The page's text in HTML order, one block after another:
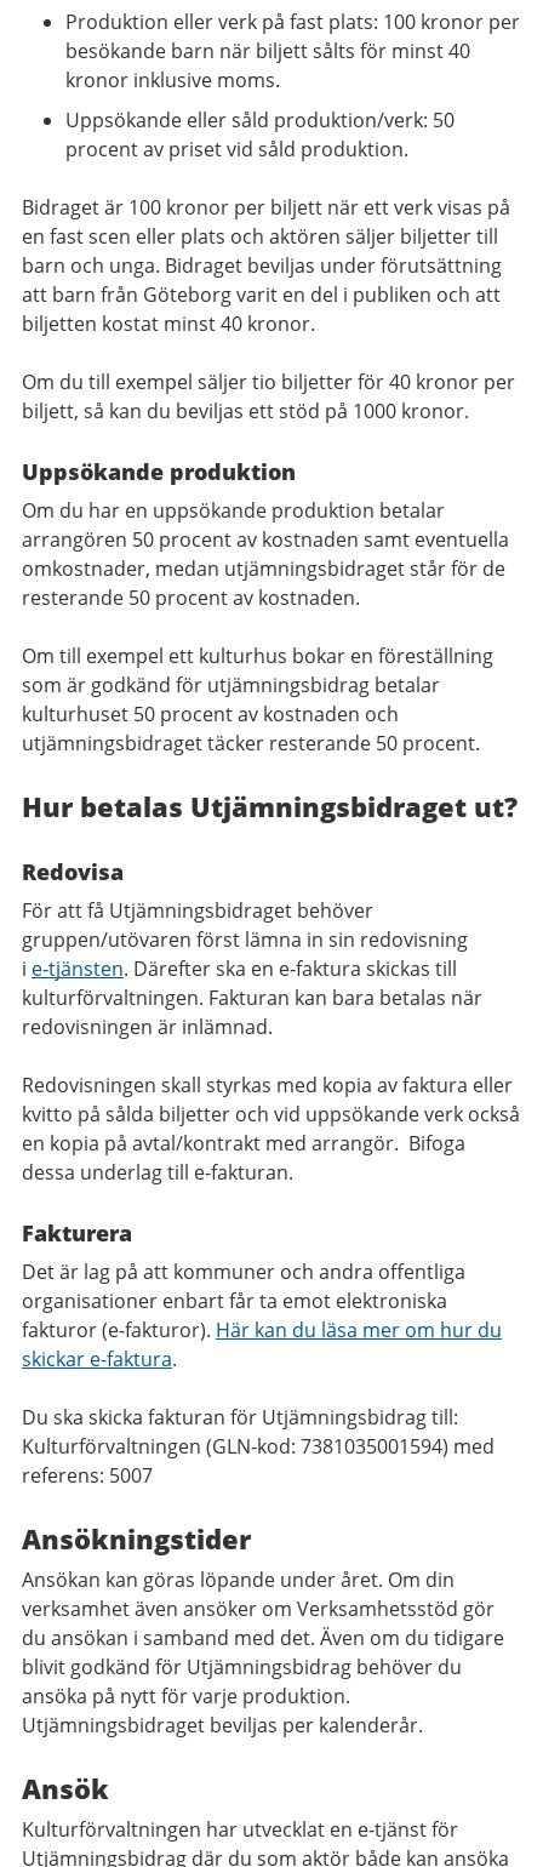
Produktion eller verk på fast plats: 100 kronor per
besökande barn när biljett sålts för minst 40
kronor inklusive moms.
Uppsökande eller såld produktion/verk: 50
procent av priset vid såld produktion.
Bidraget är 100 kronor per biljett när ett verk visas på
en fast scen eller plats och aktören säljer biljetter till
barn och unga. Bidraget beviljas under förutsättning
att barn från Göteborg varit en del i publiken och att
biljetten kostat minst 40 kronor.
Om du till exempel säljer tio biljetter för 40 kronor per
biljett, så kan du beviljas ett stöd på 1000 kronor.
Uppsökande produktion
Om du har en uppsökande produktion betalar
arrangören 50 procent av kostnaden samt eventuella
omkostnader, medan utjämningsbidraget står för de
resterande 50 procent av kostnaden.
Om till exempel ett kulturhus bokar en föreställning
som är godkänd för utjämningsbidrag betalar
kulturhuset 50 procent av kostnaden och
utjämningsbidraget täcker resterande 50 procent.
Hur betalas Utjämningsbidraget ut?
Redovisa
För att få Utjämningsbidraget behöver
gruppen/utövaren först lämna in sin redovisning
i e‑tjänsten. Därefter ska en e‑faktura skickas till
kulturförvaltningen. Fakturan kan bara betalas när
redovisningen är inlämnad.
Redovisningen skall styrkas med kopia av faktura eller
kvitto på sålda biljetter och vid uppsökande verk också
en kopia på avtal/kontrakt med arrangör. Bifoga
dessa underlag till e-fakturan.
Fakturera
Det är lag på att kommuner och andra offentliga
organisationer enbart får ta emot elektroniska
fakturor (e-fakturor). Här kan du läsa mer om hur du
skickar e-faktura.
Du ska skicka fakturan för Utjämningsbidrag till:
Kulturförvaltningen (GLN-kod: 7381035001594) med
referens: 5007
Ansökningstider
Ansökan kan göras löpande under året. Om din
verksamhet även ansöker om Verksamhetsstöd gör
du ansökan i samband med det. Även om du tidigare
blivit godkänd för Utjämningsbidrag behöver du
ansöka på nytt för varje produktion.
Utjämningsbidraget beviljas per kalenderår.
Ansök
Kulturförvaltningen har utvecklat en e-tjänst för
Utjämningsbidrag där du som aktör både kan ansöka